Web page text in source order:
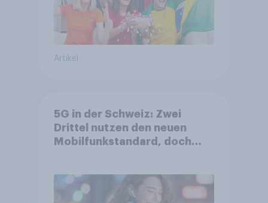
Artikel
5G in der Schweiz: Zwei
Drittel nutzen den neuen
Mobilfunkstandard, doch